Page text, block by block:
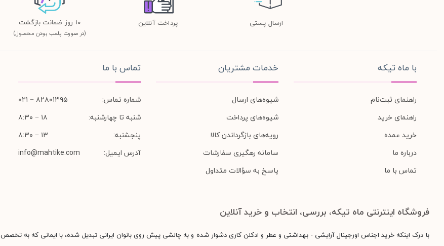
ارسال پستی پرداخت آنلاین ١٠ روز ضمانت بازگشت
(در صورت پلمب بودن محصول)
با ماه تیکه
راهنمای ثبت‌نام
راهنمای خرید
خرید عمده
درباره ما
تماس با ما
خدمات مشتریان
شیوه‌های ارسال
شیوه‌های پرداخت
رویه‌های بازگرداندن کالا
سامانه رهگیری سفارشات
پاسخ به سؤالات متداول
تماس با ما
شماره تماس:
۸۲۸۰۱۳۹۵ − ۰۲۱
شنبه تا چهارشنبه:
۱۸ − ۸:۳۰
پنجشنبه:
۱۳ − ۸:۳۰
آدرس ایمیل:
info@mahtike.com
فروشگاه اینترنتی ماه تیکه، بررسی، انتخاب و خرید آنلاین
با درک اینکه خرید اجناس اورجینال آرایشی - بهداشتی و عطر و ادکلن کاری دشوار شده و به چالشی پیش روی بانوان ایرانی تبدیل شده، با ایمانی که به تخصص